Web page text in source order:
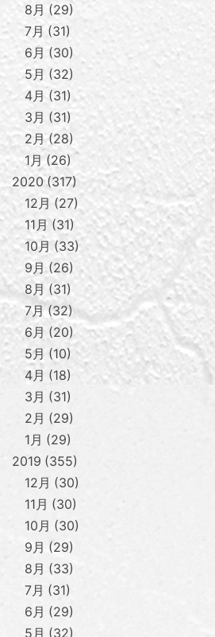
8月
29
7月
31
6月
30
5月
32
4月
31
3月
31
2月 28
1月 26
2020 317
12月
27
11月
31
10月
33
9月
26
8月
31
7月 32
6月
20
5月
10
4月
18
3月
31
2月
29
1月
29
2019 355
12月
30
11月
30
10月
30
9月
29
8月
33
7月
31
6月
29
5月
32